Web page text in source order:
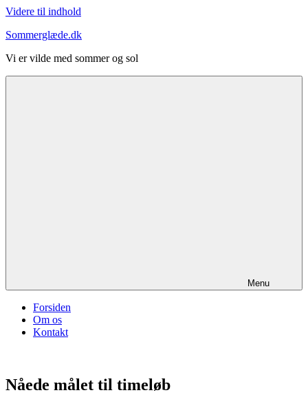
Videre til indhold
Sommerglæde.dk
Vi er vilde med sommer og sol
Menu
Forsiden
Om os
Kontakt
Nåede målet til timeløb